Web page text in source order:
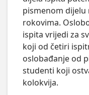
pismenom
rokovima.
ispita vrijedi za
koji od četiri
oslobađanje od
studenti koji
kolokvija.